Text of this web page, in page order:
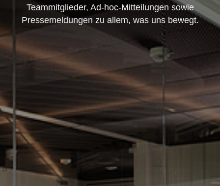
Teammitglieder, Ad-hoc-Mitteilungen sowie
Pressemeldungen zu allem, was uns bewegt.